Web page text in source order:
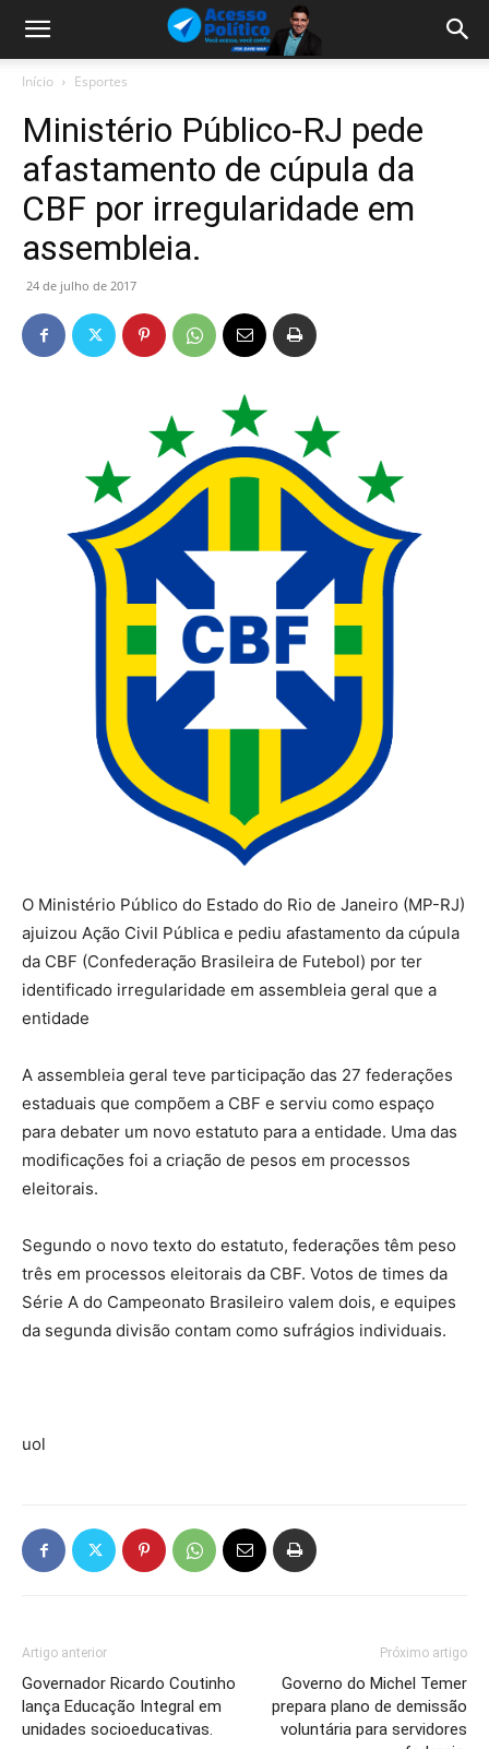
Início Esportes
Ministério Público-RJ pede
afastamento de cúpula da
CBF por irregularidade em
assembleia.
24 de julho de 2017
O Ministério Público do Estado do Rio de Janeiro (MP-RJ)
ajuizou Ação Civil Pública e pediu afastamento da cúpula
da CBF (Confederação Brasileira de Futebol) por ter
identificado irregularidade em assembleia geral que a
entidade
A assembleia geral teve participação das 27 federações
estaduais que compõem a CBF e serviu como espaço
para debater um novo estatuto para a entidade. Uma das
modificações foi a criação de pesos em processos
eleitorais.
Segundo o novo texto do estatuto, federações têm peso
três em processos eleitorais da CBF. Votos de times da
Série A do Campeonato Brasileiro valem dois, e equipes
da segunda divisão contam como sufrágios individuais.
uol
Artigo anterior
Governador Ricardo Coutinho
lança Educação Integral em
unidades socioeducativas.
Próximo artigo
Governo do Michel Temer
prepara plano de demissão
voluntária para servidores